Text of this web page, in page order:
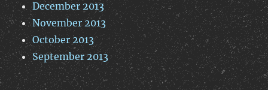
December 2013
November 2013
October 2013
September 2013